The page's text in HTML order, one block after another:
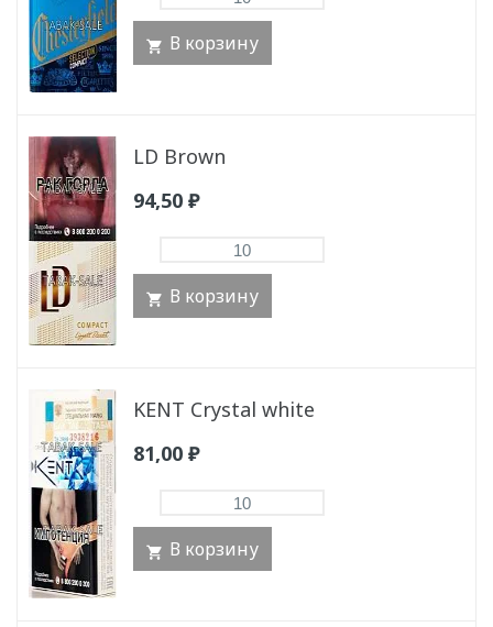
В корзину
LD Brown
94,50 ₽
В корзину
KENT Crystal white
81,00 ₽
В корзину